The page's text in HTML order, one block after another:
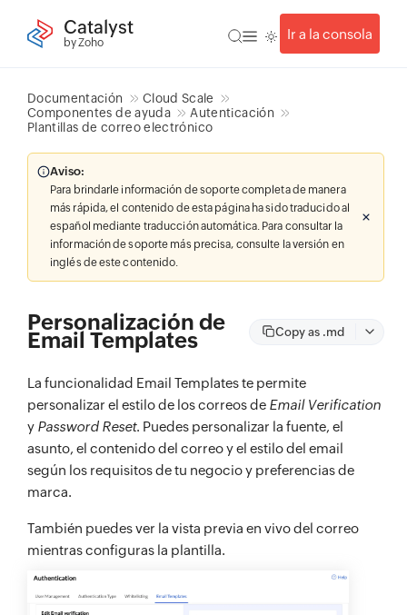
Catalyst
by Zoho
Ir a la consola
Documentación
Cloud Scale
Componentes de ayuda
Autenticación
Plantillas de correo electrónico
Aviso:
Para brindarle información de soporte completa de manera
más rápida, el contenido de esta página ha sido traducido al
español mediante traducción automática. Para consultar la
información de soporte más precisa, consulte la versión en
inglés de este contenido.
Personalización de
Email Templates Copy as .md
La funcionalidad Email Templates te permite
personalizar el estilo de los correos de Email Verification
y Password Reset. Puedes personalizar la fuente, el
asunto, el contenido del correo y el estilo del email
según los requisitos de tu negocio y preferencias de
marca.
También puedes ver la vista previa en vivo del correo
mientras configuras la plantilla.